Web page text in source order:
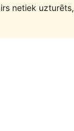
netiek